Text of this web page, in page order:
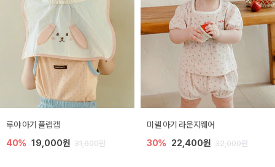
루야 아기 플랩캡
40% 19,000원 31,600원
미렐 아기 라운지웨어
30% 22,400원 32,000원